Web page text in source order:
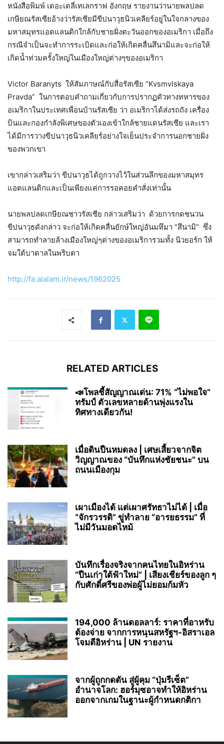
หนังสือพิมพ์ เดอะเดลี่เทเลกราฟ อังกฤษ รายงานว่านายพลปลด
เกษียณรัสเซียอ้างว่ารัสเซียมีขีปนาวุธนิวเคลียร์อยู่ในใจกลางของ
มหาสมุทรแอตแลนติกใกล้กับชายฝั่งตะวันออกของอเมริกา เมื่อถึง
กรณีจำเป็นจะทำการระเบิดและก่อให้เกิดคลื่นสึนามิและจะก่อให้
เกิดน้ำท่วมครั้งใหญ่ในเมืองใหญ่ต่างๆของอเมริกา
Victor Baranyts ให้สัมภาษณ์กับสื่อรัสเซีย “Kvsmvlskaya
Pravda” ในการตอบคำถามเกี่ยวกับการปรากฏตัวทางทหารของ
อเมริกาในประเทศเพื่อนบ้านรัสเซีย ว่า อเมริกาได้ส่งรถถัง เครื่อง
บินและกองกำลังพิเศษของตัวเองเข้าใกล้ชายแดนรัสเซีย และเรา
ได้มีการวางขีปนาวุธนิวเคลียร์อย่างใจเย็นประจำการนอกชายฝั่ง
ของพวกเขา
เขากล่าวเสริมว่า ขีปนาวุธได้ถูกวางไว้ในส่วนลึกของมหาสมุทร
แอตแลนติกและเป็นเพียงแค่การรอคอยคำสั่งเท่านั้น
นายพลปลดเกษียณชาวรัสเซีย กล่าวเสริมว่า ด้วยการกดชนวน
ขีปนาวุธดังกล่าว จะก่อให้เกิดคลื่นยักษ์ใหญ่อันมหึมา “สึนามิ” ซึ่ง
สามารถทำลายล้างเมืองใหญ่ๆต่างของอเมริการวมทั้ง นิวยอร์ก ให้
จมใต้บาดาลในพริบตา
http://fa.alalam.ir/news/1962025
RELATED ARTICLES
📣โพลชี้สัญญาณเด่น: 71% “ไม่พอใจ”
ทรัมป์ ตัวเลขหลายด้านพุ่งแรงใน
ทิศทางเดียวกัน!
เมื่อดินปืนหมดลง | เศษเสี้ยวจากจิต
วิญญาณของ “บันทึกแห่งชัยชนะ” บน
ถนนเมืองกุม
เผาเมืองได้ แต่เผาศรัทธาไม่ได้ | เมื่อ
“จักรวรรดิ” ขู่ทำลาย “อารยธรรม” ที่
ไม่มีวันมอดไหม้
บันทึกเรื่องจริงจากคนไทยในอิหร่าน
“ปืนเก่าใต้ฟ้าใหม่” | เสียงเชียร์ของลูก ๆ
กับศักดิ์ศรีของพ่อผู้ไม่ยอมก้มหัว
194,000 ล้านดอลลาร์: ราคาที่อาหรับ
ต้องจ่าย จากการหนุนสหรัฐฯ‑อิสราเอล
โจมตีอิหร่าน | UN รายงาน
จากผู้ถูกกดดัน สู่ผู้คุม “ปุ่มรีเซ็ต”
อำนาจโลก: ฮอร์มุซอาจทำให้อิหร่าน
ออกจากเกมในฐานะผู้กำหนดกติกา